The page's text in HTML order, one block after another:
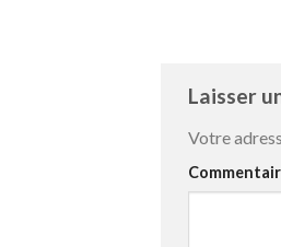
Laisser
Votre